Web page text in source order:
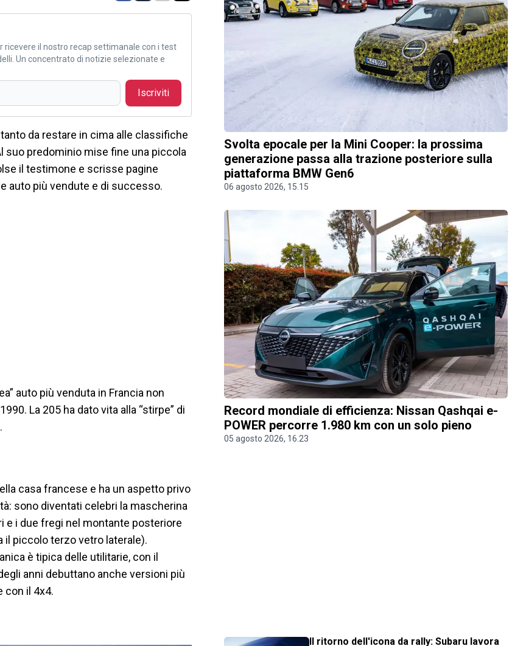
ricevere il nostro recap settimanale con i test
Un concentrato di notizie selezionate e
Iscriviti
da restare in cima alle classifiche
suo predominio mise fine una piccola
il testimone e scrisse pagine
auto più vendute e di successo.
auto più venduta in Francia non
La 205 ha dato vita alla “stirpe” di
casa francese e ha un aspetto privo
sono diventati celebri la mascherina
e i due fregi nel montante posteriore
il piccolo terzo vetro laterale).
è tipica delle utilitarie, con il
anni debuttano anche versioni più
con il 4x4.
Svolta epocale per la Mini Cooper: la prossima
generazione passa alla trazione posteriore sulla
piattaforma BMW Gen6
06 agosto 2026, 15.15
Record mondiale di efficienza: Nissan Qashqai e-
POWER percorre 1.980 km con un solo pieno
05 agosto 2026, 16.23
Il ritorno dell'icona da rally: Subaru lavora